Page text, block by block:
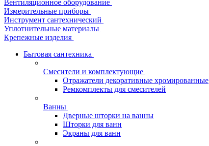
Вентиляционное оборудование
Измерительные приборы
Инструмент сантехнический
Уплотнительные материалы
Крепежные изделия
Бытовая сантехника
Смесители и комплектующие
Отражатели декоративные хромированные
Ремкомплекты для смесителей
Ванны
Дверные шторки на ванны
Шторки для ванн
Экраны для ванн